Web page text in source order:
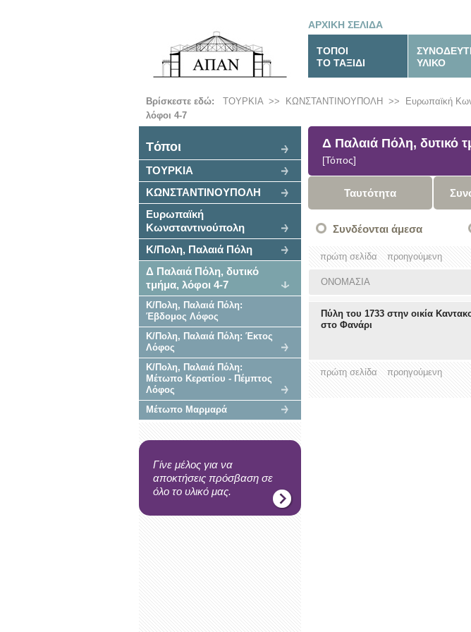
ΑΡΧΙΚΗ ΣΕΛΙΔΑ
ΤΟΠΟΙ
ΤΟ ΤΑΞΙΔΙ
ΥΛΙΚΟ
Βρίσκεστε εδώ: ΤΟΥΡΚΙΑ>> ΚΩΝΣΤΑΝΤΙΝΟΥΠΟΛΗ >> Ευρωπαϊκή
λόφοι 4-7
Tόποι
ΤΟΥΡΚΙΑ
ΚΩΝΣΤΑΝΤΙΝΟΥΠΟΛΗ
Ευρωπαϊκή
Κωνσταντινούπολη
Κ/Πολη, Παλαιά Πόλη
Δ Παλαιά Πόλη, δυτικό
τμήμα, λόφοι 4-7
Κ/Πολη, Παλαιά Πόλη:
Έβδομος Λόφος
Κ/Πολη, Παλαιά Πόλη: Έκτος
Λόφος
Κ/Πολη, Παλαιά Πόλη:
Μέτωπο Κερατίου - Πέμπτος
Λόφος
Μέτωπο Μαρμαρά
Γίνε μέλος για να
αποκτήσεις πρόσβαση σε
όλο το υλικό μας.
Δ Παλαιά Πόλη, δυτικό
[Τόπος]
Ταυτότητα
Συνδέονται άμεσα
πρώτη σελίδα προηγούμενη
ΟΝΟΜΑΣΙΑ
Πύλη του 1733 στην οικία
στο Φανάρι
πρώτη σελίδα προηγούμενη